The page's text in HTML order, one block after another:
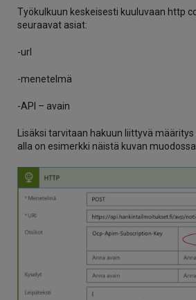
Työkulkuun keskeisesti kuuluvaan http
seuraavat asiat:
-url
-menetelmä
-API – avain
Lisäksi tarvitaan hakuun liittyvä määritys
alla on esimerkki näistä kuvan